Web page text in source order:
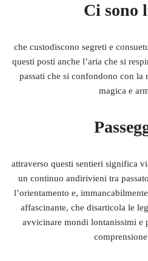
Ci sono
che custodiscono segreti e
questi posti anche l’aria che si
passati che si confondono con la
magica e
attraverso questi sentieri significa
un continuo andirivieni tra
l’orientamento e,
affascinante, che disarticola le
avvicinare mondi lontanissimi e